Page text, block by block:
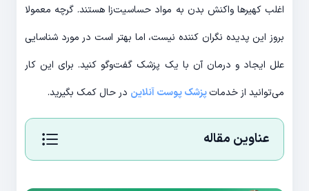
اغلب کهیرها واکنش بدن به مواد حساسیت‌زا هستند. گرچه معمولا
بروز این پدیده نگران کننده نیست، اما بهتر است در مورد شناسایی
علل ایجاد و درمان آن با یک پزشک گفت‌و‌گو کنید. برای این کار
می‌توانید از خدماتپزشک پوست آنلاین در حال کمک بگیرید.
عناوین مقاله